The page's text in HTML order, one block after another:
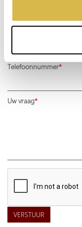
'weigeren' worden
geplaatst. Bekijk
Telefoonnummer
Uw vraag
VERSTUUR